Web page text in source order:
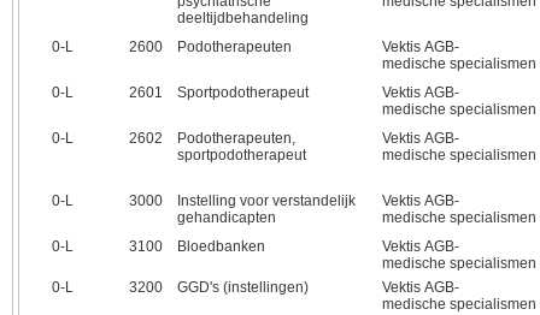
deeltijdbehandeling
0‑L 2600 Podotherapeuten
Vektis AGB-
medische specialismen
0‑L
2601 Sportpodotherapeut
Vektis AGB-
medische specialismen
0‑L
2602
Podotherapeuten,
sportpodotherapeut
Vektis AGB-
medische specialismen
0‑L 3000
Instelling voor verstandelijk
gehandicapten
Vektis AGB-
medische specialismen
0‑L
3100 Bloedbanken
Vektis AGB-
medische specialismen
0‑L
3200 GGD's (instellingen)
Vektis AGB-
medische specialismen